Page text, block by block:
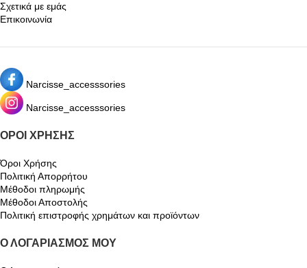
Σχετικά με εμάς
Επικοινωνία
Narcisse_accesssories
Narcisse_accesssories
ΌΡΟΙ ΧΡΉΣΗΣ
Όροι Χρήσης
Πολιτική Απορρήτου
Μέθοδοι πληρωμής
Μέθοδοι Αποστολής
Πολιτική επιστροφής χρημάτων και προϊόντων
Ο ΛΟΓΑΡΙΑΣΜΌΣ ΜΟΥ